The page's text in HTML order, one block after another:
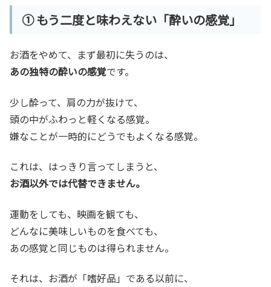
① もう二度と味わえない「酔いの感覚」
お酒をやめて、まず最初に失うのは、
あの独特の酔いの感覚です。
少し酔って、肩の力が抜けて、
頭の中がふわっと軽くなる感覚。
嫌なことが一時的にどうでもよくなる感覚。
これは、はっきり言ってしまうと、
お酒以外では代替できません。
運動をしても、映画を観ても、
どんなに美味しいものを食べても、
あの感覚と同じものは得られません。
それは、お酒が「嗜好品」である以前に、